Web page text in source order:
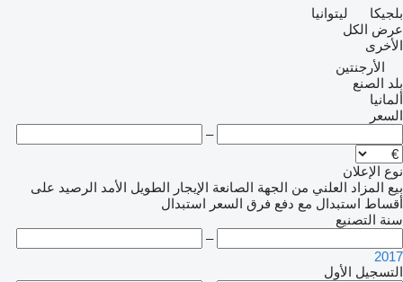
بلجيكا
ليتوانيا
عرض الكل
الأخرى
الأرجنتين
بلد الصنع
ألمانيا
السعر
–
نوع الإعلان
بيع المزاد العلني من الجهة الصانعة الإيجار الطويل الأمد الرصيد على
أقساط استبدال مع دفع فرق السعر استبدال
سنة التصنيع
–
2017
التسجيل الأول